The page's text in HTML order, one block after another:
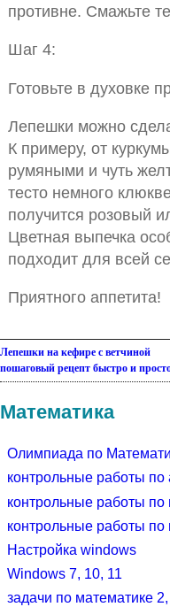
противне. Смажьте
Шаг 4:
Готовьте в духовке
Лепешки можно
К примеру, от
румяными и чуть
тесто немного
получится розовый
Цветная выпечка
подходит для всей
Приятного аппетита!
Лепешки на кефире с ветчиной
пошаговый рецепт быстро и
Математика
Олимпиада по
контрольные работы
контрольные работы
контрольные работы
Настройка windows
Windows 7, 10, 11
задачи по математике